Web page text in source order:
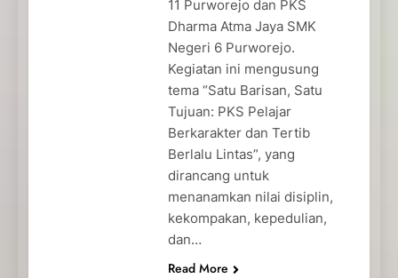
11 Purworejo dan PKS
Dharma Atma Jaya SMK
Negeri 6 Purworejo.
Kegiatan ini mengusung
tema “Satu Barisan, Satu
Tujuan: PKS Pelajar
Berkarakter dan Tertib
Berlalu Lintas”, yang
dirancang untuk
menanamkan nilai disiplin,
kekompakan, kepedulian,
dan…
Read More